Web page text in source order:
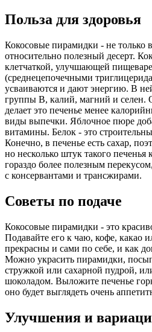
Польза для здоровья
Кокосовые пирамидки - не только
относительно полезный десерт.
клетчаткой, улучшающей
(среднецепочечными
усваиваются и дают энергию. В
группы В, калий, магний и селен.
делает это печенье менее
виды выпечки. Яблочное пюре
витамины. Белок - это
Конечно, в печенье есть сахар,
но несколько штук такого
гораздо более полезным
с консервантами и трансжирами.
Советы по подаче
Кокосовые пирамидки - это
Подавайте его к чаю, кофе, какао
прекрасны и сами по себе, и как
Можно украсить пирамидки,
стружкой или сахарной пудрой,
шоколадом. Выложите печенье
оно будет выглядеть очень
Улучшения и